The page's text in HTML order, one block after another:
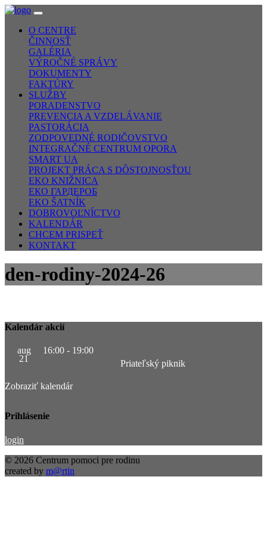
O CENTRE
ČINNOSŤ
GALÉRIA
VÝROČNÉ SPRÁVY
DOKUMENTY
FAKTÚRY
SLUŽBY
PORADENSTVO
PREVENCIA A VZDELÁVANIE
PASTORÁCIA
ZODPOVEDNÉ RODIČOVSTVO
INTEGRAČNÉ CENTRUM OPORA
SMART UA
PROJEKT PRÁCA S DÔSTOJNOSŤOU
EKO KNIŽNICA
ЕКО ГАРДЕРОБ
EKO ŠATNÍK
DOBROVOĽNÍCTVO
KALENDÁR
CHCEM PRISPEŤ
KONTAKT
den-rodiny-2024-26
Kalendár akcií
aug
21
16:00 - 19:00
Priateľský piknik
Zobraziť kalendár
Prihlásenie
login
© 2026 Centrum pomoci pre rodinu
created by m@rtin